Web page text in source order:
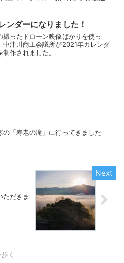
し紹介されるそうです。その中で僕
った映像も使...
ンダーになりました！
撮ったドローン映像ばかりを使っ
中津川商工会議所が2021年カレンダ
制作されました。
の「寿老の滝」に行ってきました
ただきま
く